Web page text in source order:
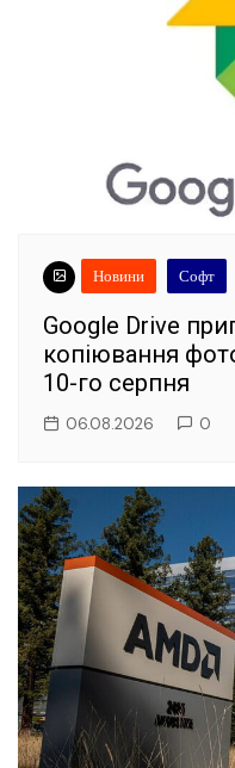
Новини Софт
Google Drive
копіювання
10-го серпня
06.08.2026 0